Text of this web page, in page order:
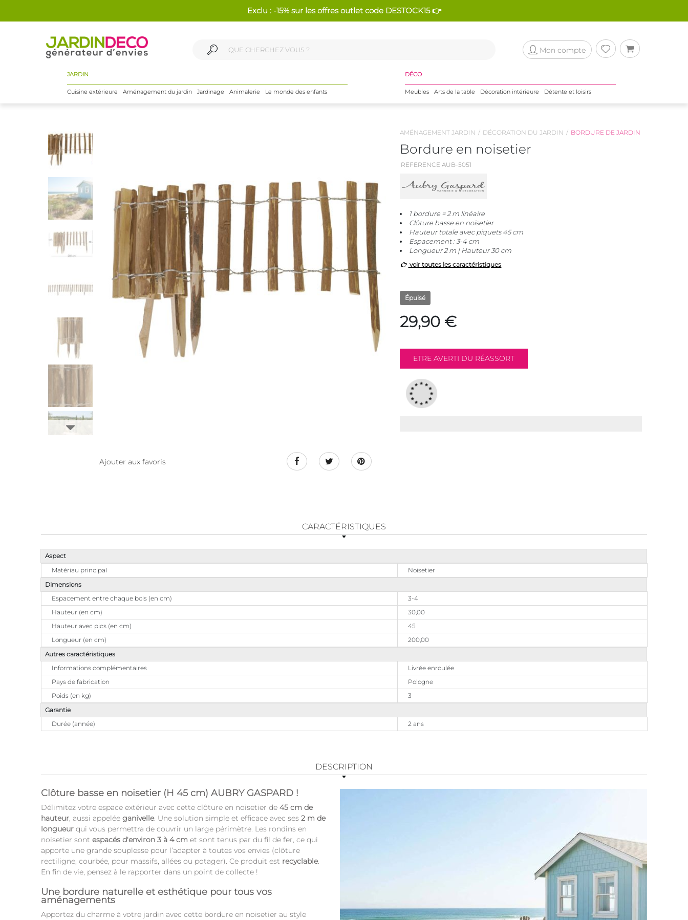
Exclu : -15% sur les offres outlet code DESTOCK15 👉
Mon compte
JARDIN
Cuisine extérieure Aménagement du jardin Jardinage Animalerie Le monde des enfants
DÉCO
Meubles Arts de la table Décoration intérieure Détente et loisirs
Ajouter aux favoris
AMÉNAGEMENT JARDIN DÉCORATION DU JARDIN BORDURE DE JARDIN
Bordure en noisetier
REFERENCE AUB-5051
1 bordure = 2 m linéaire
Clôture basse en noisetier
Hauteur totale avec piquets 45 cm
Espacement : 3-4 cm
Longueur 2 m | Hauteur 30 cm
voir toutes les caractéristiques
Épuisé
29,90 €
CARACTÉRISTIQUES
Aspect
Matériau principal
Noisetier
Dimensions
Espacement entre chaque bois (en cm)
3-4
Hauteur (en cm)
30,00
Hauteur avec pics (en cm)
45
Longueur (en cm)
200,00
Autres caractéristiques
Informations complémentaires
Livrée enroulée
Pays de fabrication
Pologne
Poids (en kg)
3
Garantie
Durée (année)
2 ans
DESCRIPTION
Clôture basse en noisetier (H 45 cm) AUBRY GASPARD !
Délimitez votre espace extérieur avec cette clôture en noisetier de 45 cm de
hauteur, aussi appelée ganivelle. Une solution simple et efficace avec ses 2 m de
longueur qui vous permettra de couvrir un large périmètre. Les rondins en
noisetier sont espacés d'environ 3 à 4 cm et sont tenus par du fil de fer, ce qui
apporte une grande souplesse pour l’adapter à toutes vos envies (clôture
rectiligne, courbée, pour massifs, allées ou potager). Ce produit est recyclable.
En fin de vie, pensez à le rapporter dans un point de collecte !
Une bordure naturelle et esthétique pour tous vos
aménagements
Apportez du charme à votre jardin avec cette bordure en noisetier au style